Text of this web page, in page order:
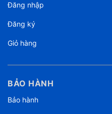
Đăng nhập
Đăng ký
Giỏ hàng
BẢO HÀNH
Bảo hành